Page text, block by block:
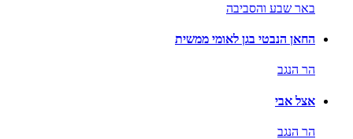
באר שבע והסביבה
החאן הנבטי בגן לאומי ממשית
הר הנגב
אצל אבי
הר הנגב